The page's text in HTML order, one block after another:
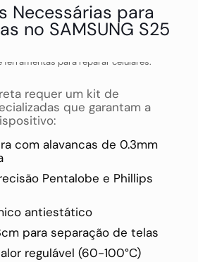
Necessárias para
no SAMSUNG S25
requer um kit de
que garantam a
com alavancas de 0.3mm
Pentalobe e Phillips
antiestático
para separação de telas
regulável (60-100°C)